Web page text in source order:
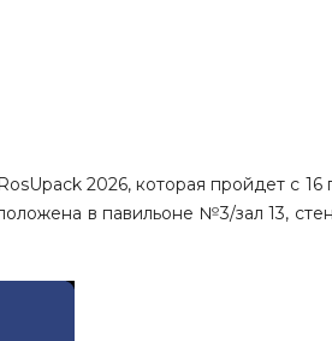
2026, которая пройдет с 16
в павильоне №3/зал 13,